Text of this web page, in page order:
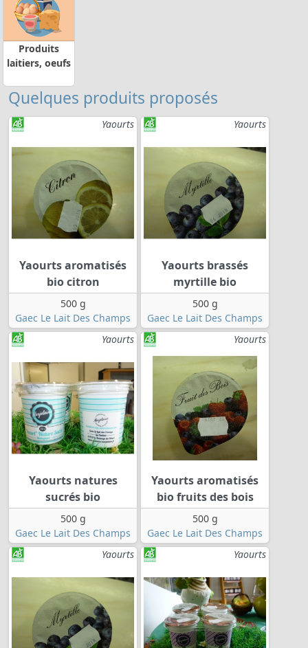
Produits
laitiers, oeufs
Quelques produits proposés
Yaourts
Yaourts aromatisés
bio citron
500 g
Gaec Le Lait Des Champs
Yaourts
Yaourts brassés
myrtille bio
500 g
Gaec Le Lait Des Champs
Yaourts
Yaourts natures
sucrés bio
500 g
Gaec Le Lait Des Champs
Yaourts
Yaourts aromatisés
bio fruits des bois
500 g
Gaec Le Lait Des Champs
Yaourts
Yaourts